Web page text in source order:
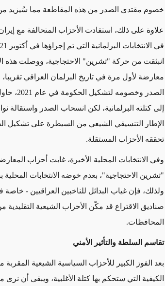
خصوم مقتدى الصدر من هذه المقاطعة مما
علاوة على ذلك، استفادت الأحزاب المتحالفة مع
انبثقت من حركة "تشرين" الاحتجاجية، ووصلت هذه
معارضة لأول مرة في تاريخ البرلمان العراقي
الصدر
إلى كتلته البرلمانية، لكن انسحاب الصدر
الإطار التنسيقي الشيعي من السيطرة على تشكيل
تحققه الأحزاب المستقلة.
وفي الانتخابات المحلية الأخيرة، غابت أحزاب
"تشرين الاحتجاجية"، بعدم خوضه الانتخابات
ولذلك، فإن غياب البدائل للناخبين العراقيين -
صناديق الاقتراع قد مكّن الأحزاب الشيعية
المحافظات.
تقاسم السلطة والتأثير الأمني
بعد الفوز الكبير للأحزاب السياسية الشيعية المقربة
الكيفية التي ستحكم بها كتلة الأغلبية، ويبقى أن